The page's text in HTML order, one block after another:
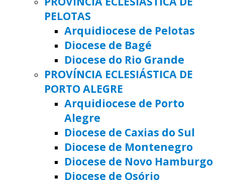
PELOTAS
Arquidiocese de Pelotas
Diocese de Bagé
Diocese do Rio Grande
PROVÍNCIA ECLESIÁSTICA DE
PORTO ALEGRE
Arquidiocese de Porto
Alegre
Diocese de Caxias do Sul
Diocese de Montenegro
Diocese de Novo Hamburgo
Diocese de Osório